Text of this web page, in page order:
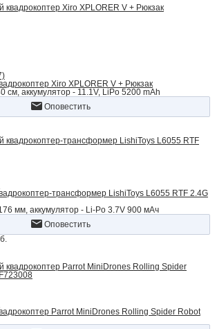
Xiro XPLORER V + Рюкзак
cм, аккумулятор - 11.1V, LiPo 5200 mAh
Оповестить
трансформер LishiToys L6055 RTF 2.4G
мм, аккумулятор - Li-Po 3.7V 900 мАч
Оповестить
Parrot MiniDrones Rolling Spider Robot